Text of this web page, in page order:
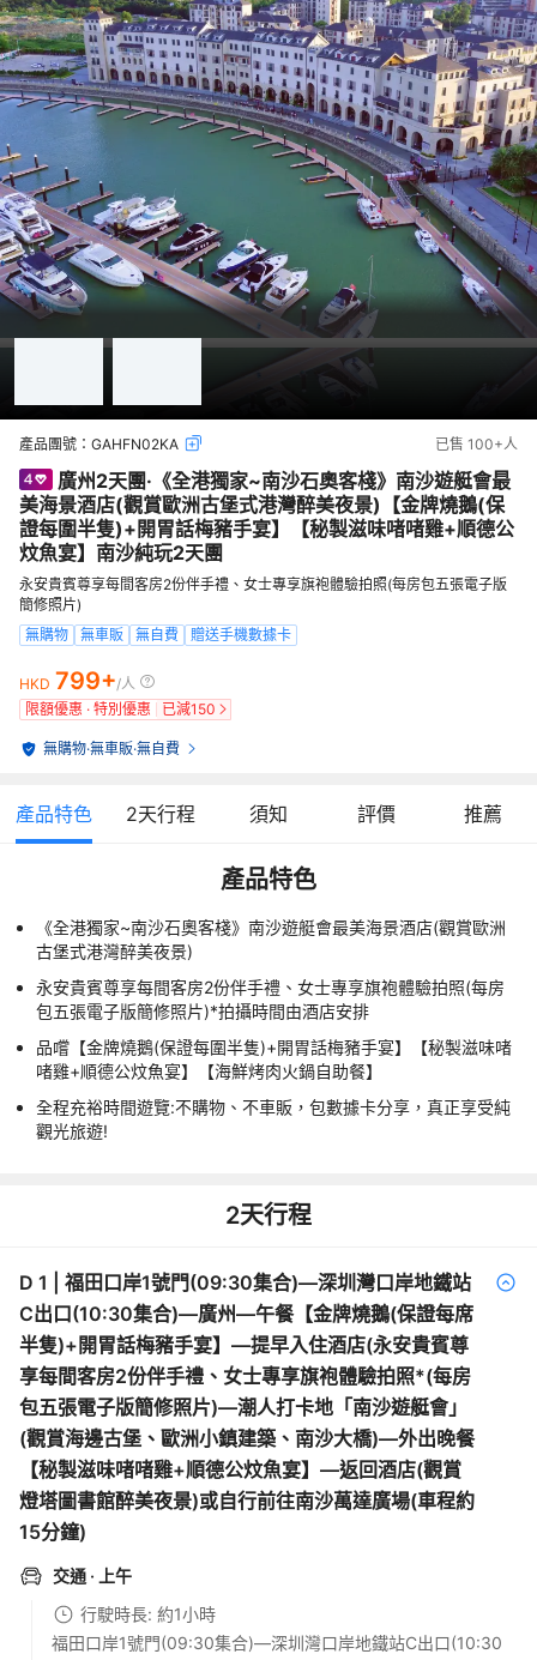
產品團號： GAHFN02KA 已售 100+人
廣州2天團·《全港獨家~南沙石奧客棧》南沙遊艇會最
美海景酒店(觀賞歐洲古堡式港灣醉美夜景)【金牌燒鵝(保
證每圍半隻)+開胃話梅豬手宴】【秘製滋味啫啫雞+順德公
炆魚宴】南沙純玩2天團
永安貴賓尊享每間客房2份伴手禮、女士專享旗袍體驗拍照(每房包五張電子版
簡修照片)
無購物
無車販 無自費 贈送手機數據卡
HKD 799+/人
限額優惠 · 特別優惠
已減150
無購物·無車販·無自費
產品特色 2天行程 須知 評價 推薦
產品特色
《全港獨家~南沙石奧客棧》南沙遊艇會最美海景酒店(觀賞歐洲
古堡式港灣醉美夜景)
永安貴賓尊享每間客房2份伴手禮、女士專享旗袍體驗拍照(每房
包五張電子版簡修照片)*拍攝時間由酒店安排
品嚐【金牌燒鵝(保證每圍半隻)+開胃話梅豬手宴】【秘製滋味啫
啫雞+順德公炆魚宴】【海鮮烤肉火鍋自助餐】
全程充裕時間遊覽:不購物、不車販，包數據卡分享，真正享受純
觀光旅遊!
2天行程
D 1
福田口岸1號門(09:30集合)—深圳灣口岸地鐵站
C出口(10:30集合)—廣州—午餐【金牌燒鵝(保證每席
半隻)+開胃話梅豬手宴】—提早入住酒店(永安貴賓尊
享每間客房2份伴手禮、女士專享旗袍體驗拍照*(每房
包五張電子版簡修照片)—潮人打卡地「南沙遊艇會」
(觀賞海邊古堡、歐洲小鎮建築、南沙大橋)—外出晚餐
【秘製滋味啫啫雞+順德公炆魚宴】—返回酒店(觀賞
燈塔圖書館醉美夜景)或自行前往南沙萬達廣場(車程約
15分鐘)
交通 · 上午
行駛時長: 約1小時
福田口岸1號門(09:30集合)—深圳灣口岸地鐵站C出口(10:30